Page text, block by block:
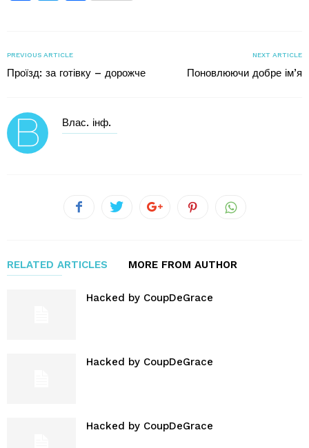
PREVIOUS ARTICLE
Проїзд: за готівку – дорожче
NEXT ARTICLE
Поновлюючи добре ім’я
Влас. інф.
RELATED ARTICLES MORE FROM AUTHOR
Hacked by CoupDeGrace
Hacked by CoupDeGrace
Hacked by CoupDeGrace